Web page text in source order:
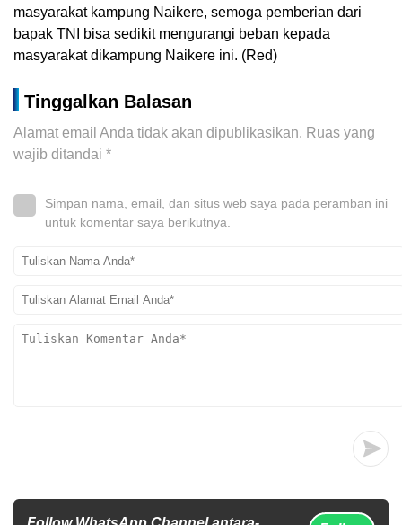
masyarakat kampung Naikere, semoga pemberian dari
bapak TNI bisa sedikit mengurangi beban kepada
masyarakat dikampung Naikere ini. (Red)
Tinggalkan Balasan
Alamat email Anda tidak akan dipublikasikan. Ruas yang
wajib ditandai *
Simpan nama, email, dan situs web saya pada peramban ini
untuk komentar saya berikutnya.